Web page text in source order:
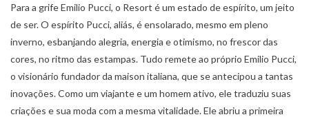
Para a grife Emilio Pucci, o Resort é um estado de espírito, um jeito
de ser. O espírito Pucci, aliás, é ensolarado, mesmo em pleno
inverno, esbanjando alegria, energia e otimismo, no frescor das
cores, no ritmo das estampas. Tudo remete ao próprio Emilio Pucci,
o visionário fundador da maison italiana, que se antecipou a tantas
inovações. Como um viajante e um homem ativo, ele traduziu suas
criações e sua moda com a mesma vitalidade. Ele abriu a primeira